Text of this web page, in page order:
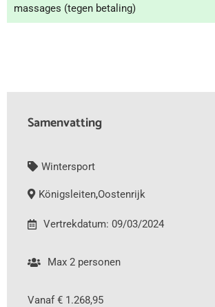
massages (tegen betaling)
Samenvatting
Wintersport
Königsleiten,Oostenrijk
Vertrekdatum: 09/03/2024
Max 2 personen
Vanaf € 1.268,95